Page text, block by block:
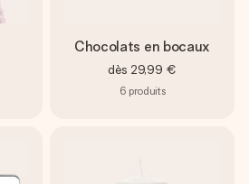
Chocolats en bocaux
dès 29,99 €
6 produits